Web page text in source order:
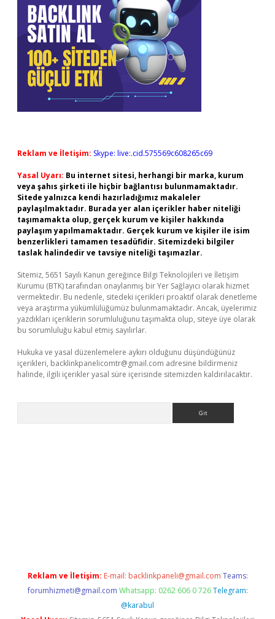
Reklam ve İletişim: Skype: live:.cid.575569c608265c69
Yasal Uyarı: Bu internet sitesi, herhangi bir marka, kurum
veya şahıs şirketi ile hiçbir bağlantısı bulunmamaktadır.
Sitede yalnızca kendi hazırladığımız makaleler
paylaşılmaktadır. Burada yer alan içerikler haber niteliği
taşımamakta olup, gerçek kurum ve kişiler hakkında
paylaşım yapılmamaktadır. Gerçek kurum ve kişiler ile isim
benzerlikleri tamamen tesadüfidir. Sitemizdeki bilgiler
taslak halindedir ve tavsiye niteliği taşımazlar.
Sitemiz, 5651 Sayılı Kanun gereğince Bilgi Teknolojileri ve İletişim
Kurumu (BTK) tarafından onaylanmış bir Yer Sağlayıcı olarak hizmet
vermektedir. Bu nedenle, sitedeki içerikleri proaktif olarak denetleme
veya araştırma yükümlülüğümüz bulunmamaktadır. Ancak, üyelerimiz
yazdıkları içeriklerin sorumluluğunu taşımakta olup, siteye üye olarak
bu sorumluluğu kabul etmiş sayılırlar.
Hukuka ve yasal düzenlemelere aykırı olduğunu düşündüğünüz
içerikleri, backlinkpanelicomtr@gmail.com adresine bildirmeniz
halinde, ilgili içerikler yasal süre içerisinde sitemizden kaldırılacaktır.
Reklam ve İletişim: E-mail: backlinkpaneli@gmail.com Teams:
forumhizmeti@gmail.com Whatsapp: 0262 606 0 726 Telegram:
@karabul